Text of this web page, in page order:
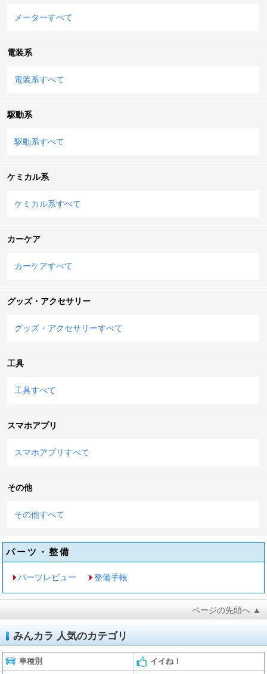
メーターすべて
電装系
電装系すべて
駆動系
駆動系すべて
ケミカル系
ケミカル系すべて
カーケア
カーケアすべて
グッズ・アクセサリー
グッズ・アクセサリーすべて
工具
工具すべて
スマホアプリ
スマホアプリすべて
その他
その他すべて
パーツ・整備
パーツレビュー 整備手帳
ページの先頭へ ▲
みんカラ 人気のカテゴリ
車種別 イイね！